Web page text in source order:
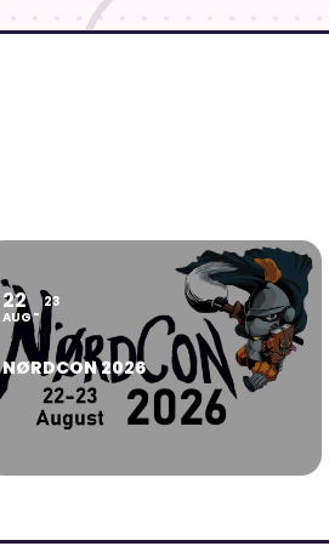
22
AUG
23
NØRDCON 2026